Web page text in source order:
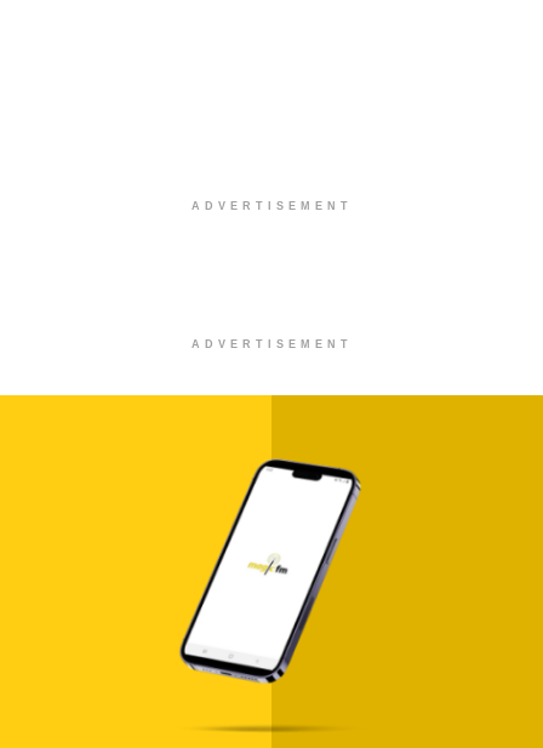
ADVERTISEMENT
ADVERTISEMENT